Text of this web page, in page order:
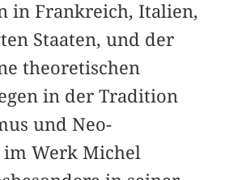
in Frankreich, Italien,
Staaten, und der
theoretischen
in der Tradition
und Neo-
im Werk Michel